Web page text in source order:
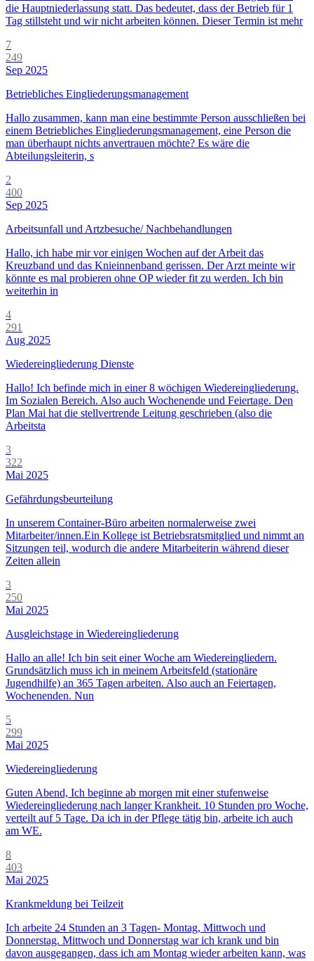
die Hauptniederlassung statt. Das bedeutet, dass der Betrieb für 1
Tag stillsteht und wir nicht arbeiten können. Dieser Termin ist mehr
7
249
Sep 2025
Betriebliches Eingliederungsmanagement
Hallo zusammen, kann man eine bestimmte Person ausschließen bei
einem Betriebliches Eingliederungsmanagement, eine Person die
man überhaupt nichts anvertrauen möchte? Es wäre die
Abteilungsleiterin, s
2
400
Sep 2025
Arbeitsunfall und Artzbesuche/ Nachbehandlungen
Hallo, ich habe mir vor einigen Wochen auf der Arbeit das
Kreuzband und das Knieinnenband gerissen. Der Arzt meinte wir
könnte es mal probieren ohne OP wieder fit zu werden. Ich bin
weiterhin in
4
291
Aug 2025
Wiedereingliederung Dienste
Hallo! Ich befinde mich in einer 8 wöchigen Wiedereingliederung.
Im Sozialen Bereich. Also auch Wochenende und Feiertage. Den
Plan Mai hat die stellvertrende Leitung geschrieben (also die
Arbeitsta
3
322
Mai 2025
Gefährdungsbeurteilung
In unserem Container-Büro arbeiten normalerweise zwei
Mitarbeiter/innen.Ein Kollege ist Betriebsratsmitglied und nimmt an
Sitzungen teil, wodurch die andere Mitarbeiterin während dieser
Zeiten allein
3
250
Mai 2025
Ausgleichstage in Wiedereingliederung
Hallo an alle! Ich bin seit einer Woche am Wiedereingliedern.
Grundsätzlich muss ich in meinem Arbeitsfeld (stationäre
Jugendhilfe) an 365 Tagen arbeiten. Also auch an Feiertagen,
Wochenenden. Nun
5
299
Mai 2025
Wiedereingliederung
Guten Abend, Ich beginne ab morgen mit einer stufenweise
Wiedereingliederung nach langer Krankheit. 10 Stunden pro Woche,
verteilt auf 5 Tage. Da ich in der Pflege tätig bin, arbeite ich auch
am WE.
8
403
Mai 2025
Krankmeldung bei Teilzeit
Ich arbeite 24 Stunden an 3 Tagen- Montag, Mittwoch und
Donnerstag. Mittwoch und Donnerstag war ich krank und bin
davon ausgegangen, dass ich am Montag wieder arbeiten kann, was